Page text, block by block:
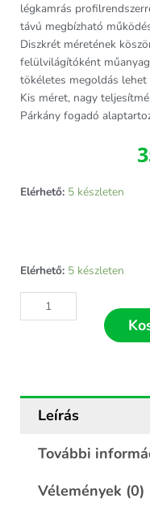
légkamrás
távú megbízható
Diszkrét méretének
felülvilágítóként
tökéletes megoldás lehet
Kis méret, nagy
Párkány fogadó
Elérhető: 5 készleten
Elérhető: 5 készleten
Arkitek
műanyag
mennyiség
Leírás
További
Vélemények (0)